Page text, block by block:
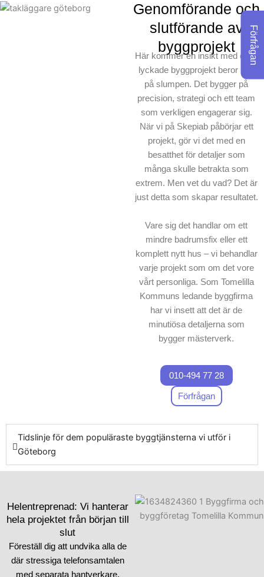
vi alltid den rätta vägen.
Förfrågan
Genomförande och
slutförande av
byggprojekt
Här kommer en insikt med dig –
lyckade byggprojekt beror inte
på slumpen. Det bygger på
precision, strategi och ett team
som verkligen engagerar sig.
När vi på Skepiab påbörjar ett
projekt, gör vi det med en
besatthet för detaljer som
många skulle betrakta som
extrem. Men vet du vad? Det är
just detta som skapar resultatet.
Vare sig det handlar om ett
mindre badrumsfix eller ett
komplett nytt hus – vi behandlar
varje projekt som om det vore
vårt personliga. Som Tomelilla
Kommuns ledande byggfirma
har vi insett att det är de
minutiösa detaljerna som
bygger mästerverk.
010-494 77 28
Förfrågan
Tidslinje för dem populäraste byggtjänsterna vi utför i
Göteborg
Helentreprenad: Vi hanterar
hela projektet från början till
slut
Föreställ dig att undvika alla de
där stressiga telefonsamtalen
med separata hantverkare.